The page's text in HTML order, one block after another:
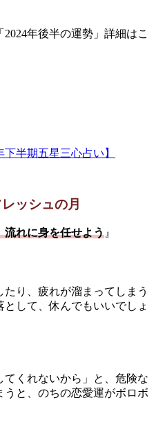
年後半の運勢」詳細はこ
半期五星三心占い】
ッシュの月
流れに身を任せよう』
り、疲れが溜まってしまう
して、休んでもいいでしょ
てくれないから」と、危険な
と、のちの恋愛運がボロボ